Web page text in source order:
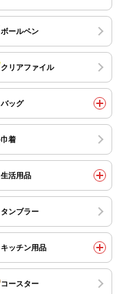
ボールペン
クリアファイル
バッグ
巾着
生活用品
タンブラー
キッチン用品
コースター